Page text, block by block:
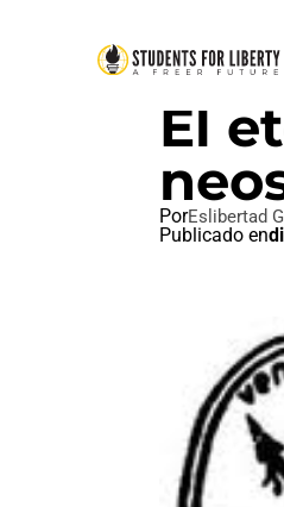
El
PorEslibertad
Publicado en